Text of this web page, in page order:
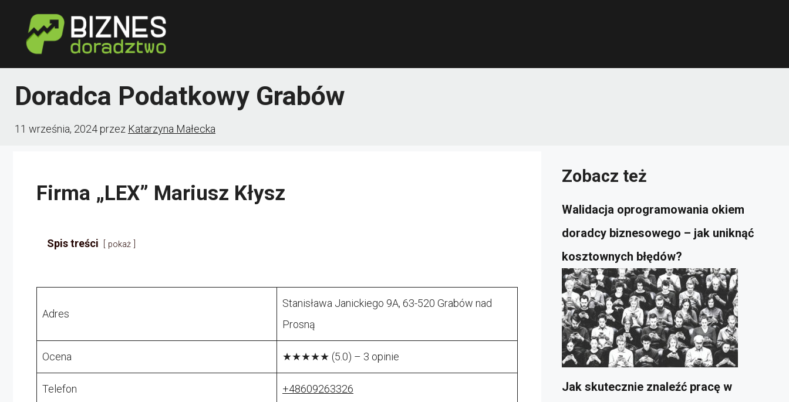
Doradca Podatkowy Grabów
11 września, 2024przez Katarzyna Małecka
Firma „LEX” Mariusz Kłysz
Spis treści pokaż
Adres
Stanisława Janickiego 9A, 63-520 Grabów nad
Prosną
Ocena ★★★★★ (5.0) – 3 opinie
Telefon +48609263326
Zobacz też
Walidacja oprogramowania okiem
doradcy biznesowego – jak uniknąć
kosztownych błędów?
Jak skutecznie znaleźć pracę w